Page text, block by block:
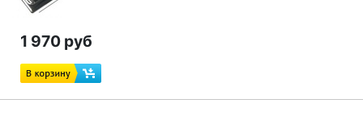
1 970 руб